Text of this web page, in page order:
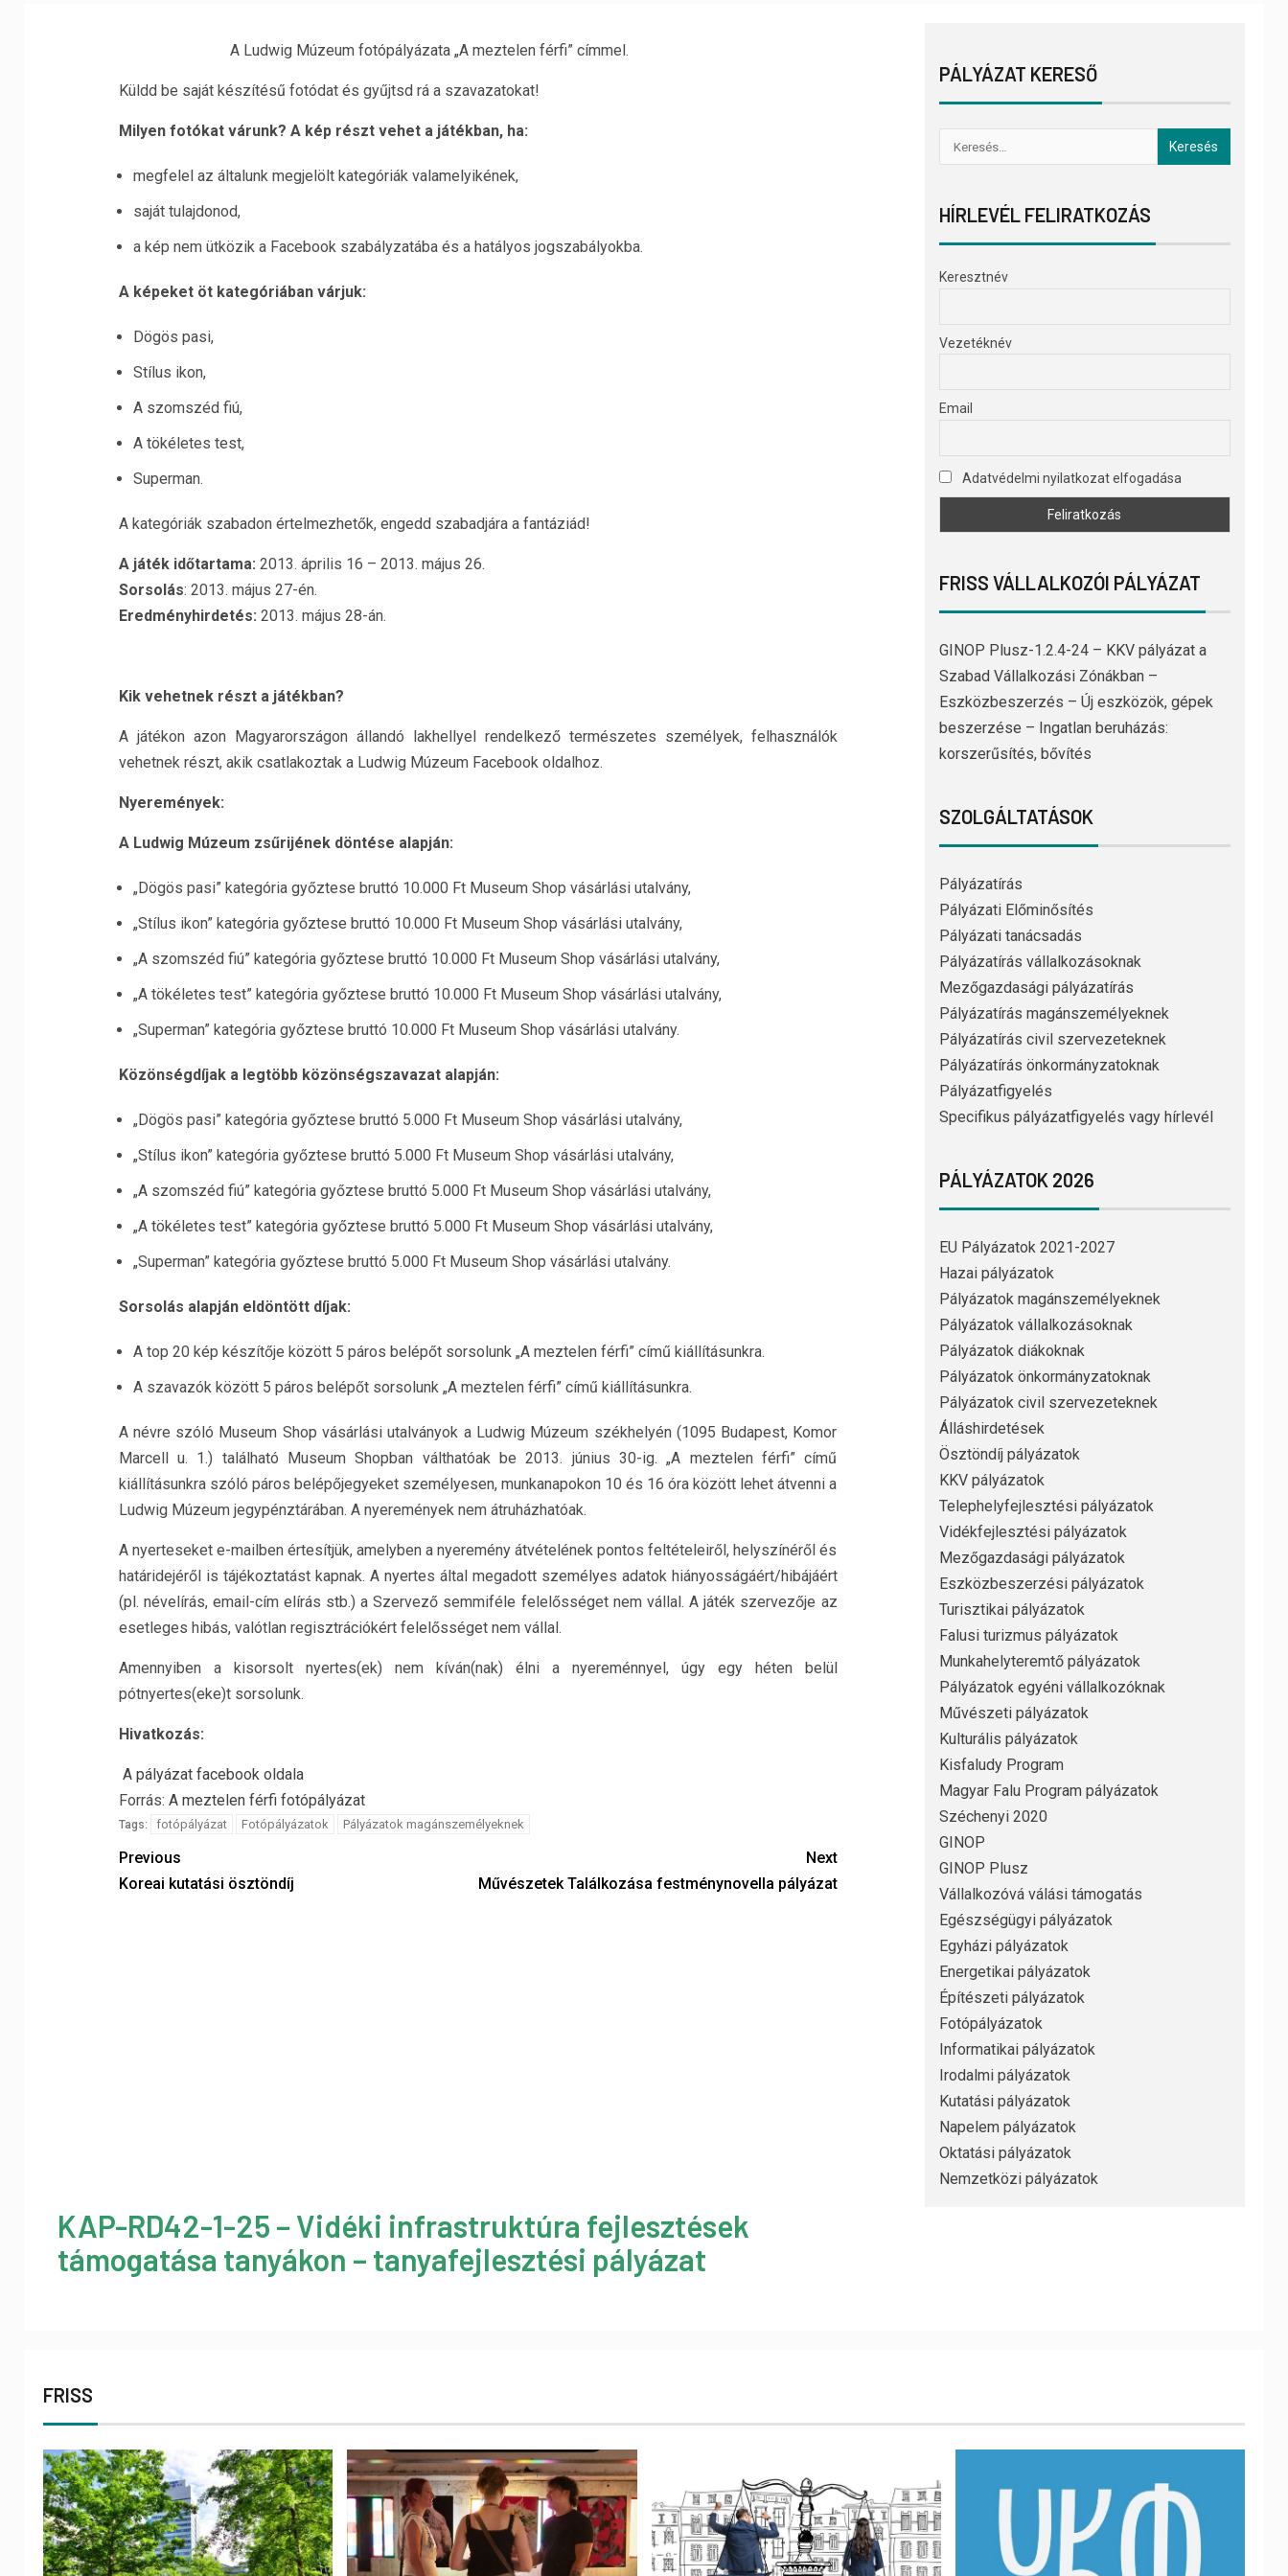
A Ludwig Múzeum fotópályázata „A meztelen férfi” címmel.
Küldd be saját készítésű fotódat és gyűjtsd rá a szavazatokat!
Milyen fotókat várunk? A kép részt vehet a játékban, ha:
megfelel az általunk megjelölt kategóriák valamelyikének,
saját tulajdonod,
a kép nem ütközik a Facebook szabályzatába és a hatályos jogszabályokba.
A képeket öt kategóriában várjuk:
Dögös pasi,
Stílus ikon,
A szomszéd fiú,
A tökéletes test,
Superman.
A kategóriák szabadon értelmezhetők, engedd szabadjára a fantáziád!
A játék időtartama: 2013. április 16 – 2013. május 26.
Sorsolás: 2013. május 27-én.
Eredményhirdetés: 2013. május 28-án.
Kik vehetnek részt a játékban?
A játékon azon Magyarországon állandó lakhellyel rendelkező természetes személyek, felhasználók
vehetnek részt, akik csatlakoztak a Ludwig Múzeum Facebook oldalhoz.
Nyeremények:
A Ludwig Múzeum zsűrijének döntése alapján:
„Dögös pasi” kategória győztese bruttó 10.000 Ft Museum Shop vásárlási utalvány,
„Stílus ikon” kategória győztese bruttó 10.000 Ft Museum Shop vásárlási utalvány,
„A szomszéd fiú” kategória győztese bruttó 10.000 Ft Museum Shop vásárlási utalvány,
„A tökéletes test” kategória győztese bruttó 10.000 Ft Museum Shop vásárlási utalvány,
„Superman” kategória győztese bruttó 10.000 Ft Museum Shop vásárlási utalvány.
Közönségdíjak a legtöbb közönségszavazat alapján:
„Dögös pasi” kategória győztese bruttó 5.000 Ft Museum Shop vásárlási utalvány,
„Stílus ikon” kategória győztese bruttó 5.000 Ft Museum Shop vásárlási utalvány,
„A szomszéd fiú” kategória győztese bruttó 5.000 Ft Museum Shop vásárlási utalvány,
„A tökéletes test” kategória győztese bruttó 5.000 Ft Museum Shop vásárlási utalvány,
„Superman” kategória győztese bruttó 5.000 Ft Museum Shop vásárlási utalvány.
Sorsolás alapján eldöntött díjak:
A top 20 kép készítője között 5 páros belépőt sorsolunk „A meztelen férfi” című kiállításunkra.
A szavazók között 5 páros belépőt sorsolunk „A meztelen férfi” című kiállításunkra.
A névre szóló Museum Shop vásárlási utalványok a Ludwig Múzeum székhelyén (1095 Budapest, Komor
Marcell u. 1.) található Museum Shopban válthatóak be 2013. június 30-ig. „A meztelen férfi” című
kiállításunkra szóló páros belépőjegyeket személyesen, munkanapokon 10 és 16 óra között lehet átvenni a
Ludwig Múzeum jegypénztárában. A nyeremények nem átruházhatóak.
A nyerteseket e-mailben értesítjük, amelyben a nyeremény átvételének pontos feltételeiről, helyszínéről és
határidejéről is tájékoztatást kapnak. A nyertes által megadott személyes adatok hiányosságáért/hibájáért
(pl. névelírás, email-cím elírás stb.) a Szervező semmiféle felelősséget nem vállal. A játék szervezője az
esetleges hibás, valótlan regisztrációkért felelősséget nem vállal.
Amennyiben a kisorsolt nyertes(ek) nem kíván(nak) élni a nyereménnyel, úgy egy héten belül
pótnyertes(eke)t sorsolunk.
Hivatkozás:
A pályázat facebook oldala
Forrás: A meztelen férfi fotópályázat
Tags: fotópályázat Fotópályázatok Pályázatok magánszemélyeknek
Previous
Koreai kutatási ösztöndíj
Next
Művészetek Találkozása festménynovella pályázat
KAP-RD42-1-25 – Vidéki infrastruktúra fejlesztések
támogatása tanyákon – tanyafejlesztési pályázat
PÁLYÁZAT KERESŐ
HÍRLEVÉL FELIRATKOZÁS
Keresztnév
Vezetéknév
Email
Adatvédelmi nyilatkozat elfogadása
FRISS VÁLLALKOZÓI PÁLYÁZAT
GINOP Plusz-1.2.4-24 – KKV pályázat a
Szabad Vállalkozási Zónákban –
Eszközbeszerzés – Új eszközök, gépek
beszerzése – Ingatlan beruházás:
korszerűsítés, bővítés
SZOLGÁLTATÁSOK
Pályázatírás
Pályázati Előminősítés
Pályázati tanácsadás
Pályázatírás vállalkozásoknak
Mezőgazdasági pályázatírás
Pályázatírás magánszemélyeknek
Pályázatírás civil szervezeteknek
Pályázatírás önkormányzatoknak
Pályázatfigyelés
Specifikus pályázatfigyelés vagy hírlevél
PÁLYÁZATOK 2026
EU Pályázatok 2021-2027
Hazai pályázatok
Pályázatok magánszemélyeknek
Pályázatok vállalkozásoknak
Pályázatok diákoknak
Pályázatok önkormányzatoknak
Pályázatok civil szervezeteknek
Álláshirdetések
Ösztöndíj pályázatok
KKV pályázatok
Telephelyfejlesztési pályázatok
Vidékfejlesztési pályázatok
Mezőgazdasági pályázatok
Eszközbeszerzési pályázatok
Turisztikai pályázatok
Falusi turizmus pályázatok
Munkahelyteremtő pályázatok
Pályázatok egyéni vállalkozóknak
Művészeti pályázatok
Kulturális pályázatok
Kisfaludy Program
Magyar Falu Program pályázatok
Széchenyi 2020
GINOP
GINOP Plusz
Vállalkozóvá válási támogatás
Egészségügyi pályázatok
Egyházi pályázatok
Energetikai pályázatok
Építészeti pályázatok
Fotópályázatok
Informatikai pályázatok
Irodalmi pályázatok
Kutatási pályázatok
Napelem pályázatok
Oktatási pályázatok
Nemzetközi pályázatok
FRISS